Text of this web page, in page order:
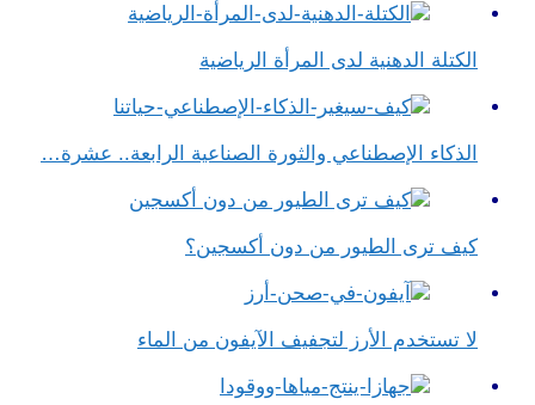
الكتلة الدهنية لدى المرأة الرياضية
الذكاء الإصطناعي والثورة الصناعية الرابعة.. عشرة…
كيف ترى الطيور من دون أكسجين؟
لا تستخدم الأرز لتجفيف الآيفون من الماء